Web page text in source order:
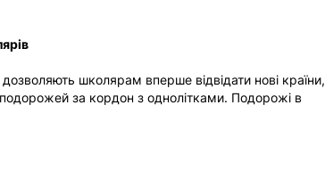
школярам вперше відвідати нові країни,
за кордон з однолітками. Подорожі в